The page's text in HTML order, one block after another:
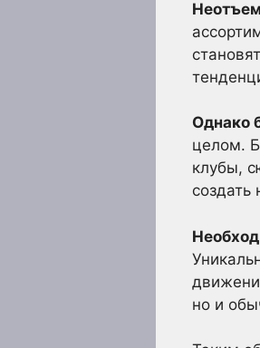
Однако
целом.
клубы,
но и